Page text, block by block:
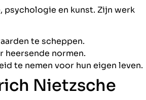
en kunst. Zijn werk
te scheppen.
heersende normen.
te nemen voor hun eigen leven.
Nietzsche